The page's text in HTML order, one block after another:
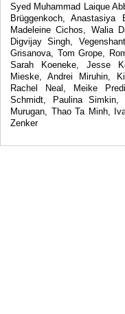
Syed Muhammad Laique
Brüggenkoch, Anastasiya
Madeleine Cichos, Walia
Digvijay Singh,
Grisanova, Tom Grope,
Sarah Koeneke, Jesse
Mieske, Andrei Miruhin,
Rachel Neal, Meike
Schmidt, Paulina Simkin,
Murugan, Thao Ta Minh,
Zenker